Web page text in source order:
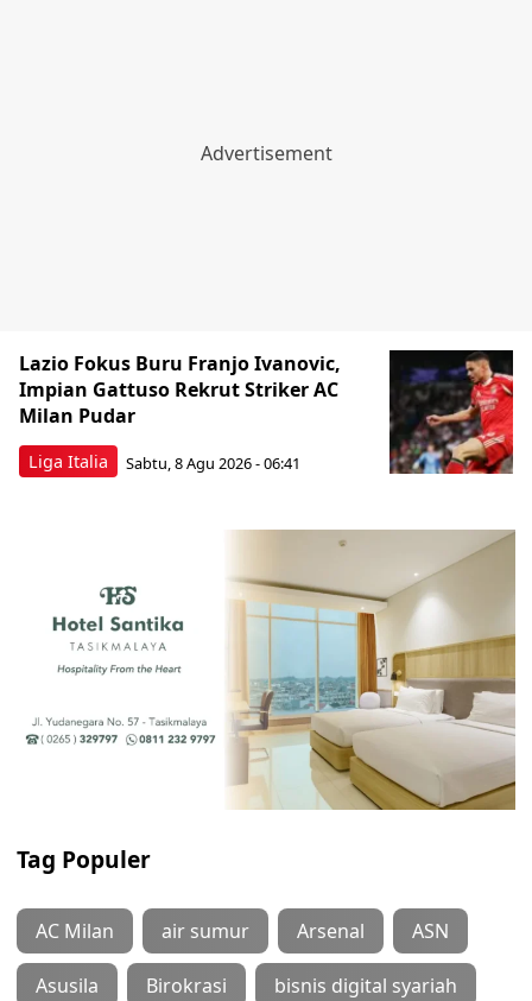
Liga Italia
Lazio Fokus Buru Franjo Ivanovic,
Impian Gattuso Rekrut Striker AC
Milan Pudar
Sabtu, 8 Agu 2026 - 06:41
Tag Populer
AC Milan air sumur Arsenal ASN
Asusila Birokrasi bisnis digital syariah